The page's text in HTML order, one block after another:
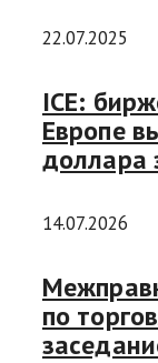
22.07.2025
ICE:
Европе
доллара
14.07.2026
по